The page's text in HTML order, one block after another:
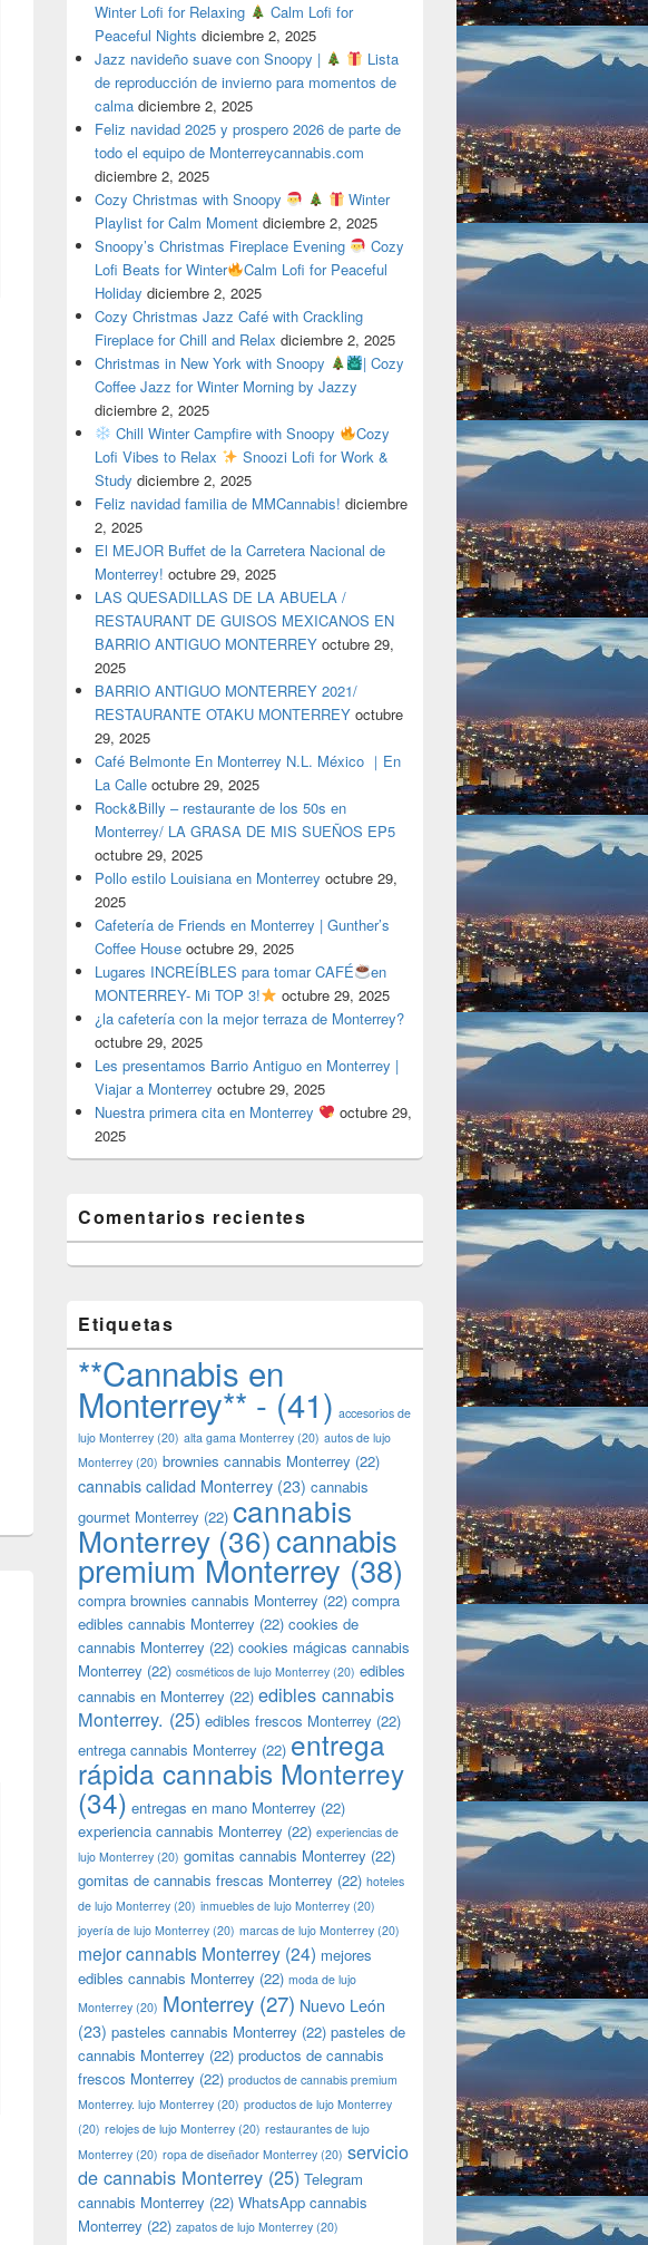
Winter Lofi for Relaxing
Calm Lofi for
Peaceful Nights diciembre 2, 2025
Jazz navideño suave con Snoopy |
Lista
de reproducción de invierno para momentos de
calma diciembre 2, 2025
Feliz navidad 2025 y prospero 2026 de parte de
todo el equipo de Monterreycannabis.com
diciembre 2, 2025
Cozy Christmas with Snoopy
Winter
Playlist for Calm Moment diciembre 2, 2025
Snoopy’s Christmas Fireplace Evening
Cozy
Lofi Beats for Winter
Calm Lofi for Peaceful
Holiday diciembre 2, 2025
Cozy Christmas Jazz Café with Crackling
Fireplace for Chill and Relax diciembre 2, 2025
Christmas in New York with Snoopy
| Cozy
Coffee Jazz for Winter Morning by Jazzy
diciembre 2, 2025
Chill Winter Campfire with Snoopy
Cozy
Lofi Vibes to Relax
Snoozi Lofi for Work &
Study diciembre 2, 2025
Feliz navidad familia de MMCannabis! diciembre
2, 2025
El MEJOR Buffet de la Carretera Nacional de
Monterrey! octubre 29, 2025
LAS QUESADILLAS DE LA ABUELA /
RESTAURANT DE GUISOS MEXICANOS EN
BARRIO ANTIGUO MONTERREY octubre 29,
2025
BARRIO ANTIGUO MONTERREY 2021/
RESTAURANTE OTAKU MONTERREY octubre
29, 2025
Café Belmonte En Monterrey N.L. México ｜En
La Calle octubre 29, 2025
Rock&Billy – restaurante de los 50s en
Monterrey/ LA GRASA DE MIS SUEÑOS EP5
octubre 29, 2025
Pollo estilo Louisiana en Monterrey octubre 29,
2025
Cafetería de Friends en Monterrey | Gunther’s
Coffee House octubre 29, 2025
Lugares INCREÍBLES para tomar CAFÉ
en
MONTERREY- Mi TOP 3!
octubre 29, 2025
¿la cafetería con la mejor terraza de Monterrey?
octubre 29, 2025
Les presentamos Barrio Antiguo en Monterrey |
Viajar a Monterrey octubre 29, 2025
Nuestra primera cita en Monterrey
octubre 29,
2025
Comentarios recientes
Etiquetas
**Cannabis en
Monterrey** - (41) accesorios de
lujo Monterrey (20) alta gama Monterrey (20) autos de lujo
Monterrey (20) brownies cannabis Monterrey (22)
cannabis calidad Monterrey (23) cannabis
gourmet Monterrey (22) cannabis
Monterrey (36)cannabis
premium Monterrey (38)
compra brownies cannabis Monterrey (22) compra
edibles cannabis Monterrey (22) cookies de
cannabis Monterrey (22) cookies mágicas cannabis
Monterrey (22) cosméticos de lujo Monterrey (20) edibles
cannabis en Monterrey (22) edibles cannabis
Monterrey. (25) edibles frescos Monterrey (22)
entrega cannabis Monterrey (22) entrega
rápida cannabis Monterrey
(34) entregas en mano Monterrey (22)
experiencia cannabis Monterrey (22) experiencias de
lujo Monterrey (20) gomitas cannabis Monterrey (22)
gomitas de cannabis frescas Monterrey (22) hoteles
de lujo Monterrey (20) inmuebles de lujo Monterrey (20)
joyería de lujo Monterrey (20) marcas de lujo Monterrey (20)
mejor cannabis Monterrey (24) mejores
edibles cannabis Monterrey (22) moda de lujo
Monterrey (20) Monterrey (27) Nuevo León
(23) pasteles cannabis Monterrey (22) pasteles de
cannabis Monterrey (22) productos de cannabis
frescos Monterrey (22) productos de cannabis premium
Monterrey. lujo Monterrey (20) productos de lujo Monterrey
(20) relojes de lujo Monterrey (20) restaurantes de lujo
Monterrey (20) ropa de diseñador Monterrey (20) servicio
de cannabis Monterrey (25) Telegram
cannabis Monterrey (22) WhatsApp cannabis
Monterrey (22) zapatos de lujo Monterrey (20)